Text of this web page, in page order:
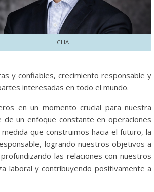
CLIA
y confiables, crecimiento responsable y
interesadas en todo el mundo.
en un momento crucial para nuestra
un enfoque constante en operaciones
que construimos hacia el futuro, la
logrando nuestros objetivos a
las relaciones con nuestros
laboral y contribuyendo positivamente a